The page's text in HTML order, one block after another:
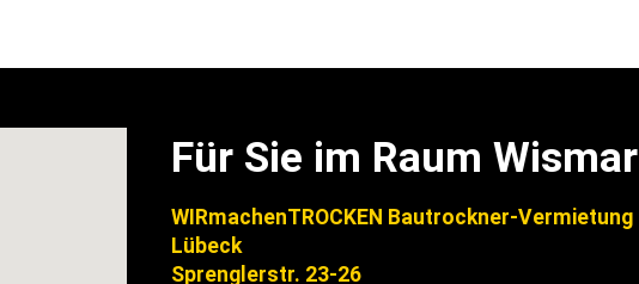
Für Sie im Raum Wismar
WIRmachenTROCKEN Bautrockner-Vermietung
Lübeck
Sprenglerstr. 23-26